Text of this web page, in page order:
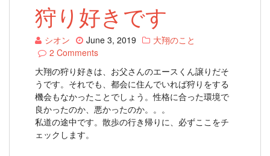
狩り好きです
シオン June 3, 2019
大翔のこと
2 Comments
大翔の狩り好きは、お父さんのエースくん譲りだそ
うです。それでも、都会に住んでいれば狩りをする
機会もなかったことでしょう。性格に合った環境で
良かったのか、悪かったのか。。。
私道の途中です。散歩の行き帰りに、必ずここをチ
ェックします。